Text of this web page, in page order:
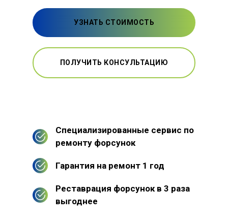
УЗНАТЬ СТОИМОСТЬ
ПОЛУЧИТЬ КОНСУЛЬТАЦИЮ
Специализированные сервис по
ремонту форсунок
Гарантия на ремонт 1 год
Реставрация форсунок в 3 раза
выгоднее